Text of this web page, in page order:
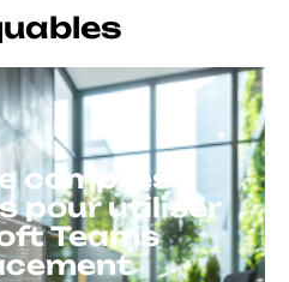
comptes
pour utiliser
Teams